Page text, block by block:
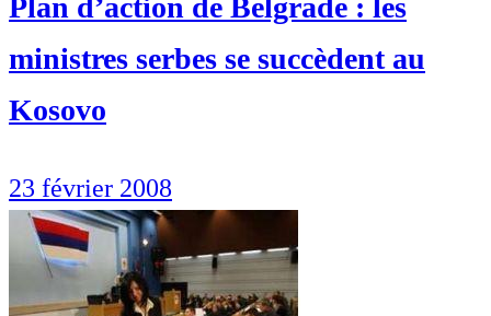
Plan d’action de Belgrade : les
ministres serbes se succèdent au
Kosovo
23 février 2008